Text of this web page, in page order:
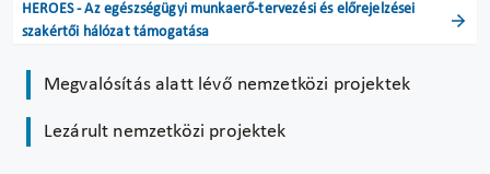
HEROES - Az egészségügyi munkaerő-tervezési és előrejelzései
szakértői hálózat támogatása
Megvalósítás alatt lévő nemzetközi projektek
Lezárult nemzetközi projektek